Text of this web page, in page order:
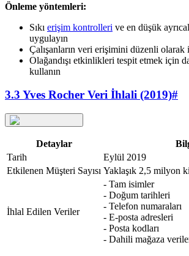
Önleme yöntemleri:
Sıkı erişim kontrolleri ve en düşük
uygulayın
Çalışanların veri erişimini düzenli
Olağandışı etkinlikleri tespit etmek için
kullanın
3.3 Yves Rocher Veri İhlali (2019)#
Detaylar
Tarih
Eylül 2019
Etkilenen Müşteri Sayısı Yaklaşık 2,5 milyon
İhlal Edilen Veriler
- Tam isimler
- Doğum tarihleri
- Telefon numaraları
- E-posta adresleri
- Posta kodları
- Dahili mağaza